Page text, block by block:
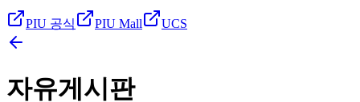
PIU 공식 PIU Mall UCS
자유게시판